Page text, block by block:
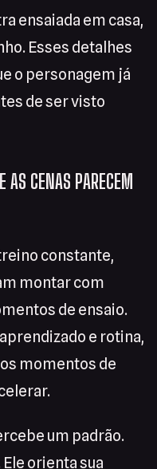
ensaiada em casa,
Esses detalhes
o personagem já
de ser visto
AS CENAS PARECEM
constante,
montar com
de ensaio.
e rotina,
momentos de
um padrão.
orienta sua